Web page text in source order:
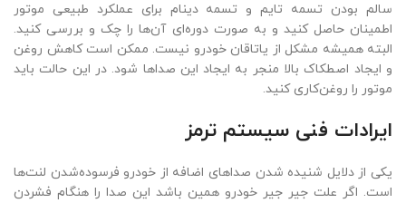
سالم بودن تسمه تایم و تسمه دینام برای عملکرد طبیعی موتور
اطمینان حاصل کنید و به صورت دوره‌ای آن‌ها را چک و بررسی کنید.
البته همیشه مشکل از یاتاقان خودرو نیست.‌ ممکن است کاهش روغن
و ایجاد اصطکاک بالا منجر به ایجاد این صداها شود. در این حالت باید
موتور را روغن‌کاری کنید.
ایرادات فنی سيستم ترمز
یکی از دلایل شنیده شدن صداهای اضافه از خودرو فرسوده‌شدن لنت‌ها
است. اگر علت جیر جیر خودرو همین باشد این صدا را هنگام فشردن